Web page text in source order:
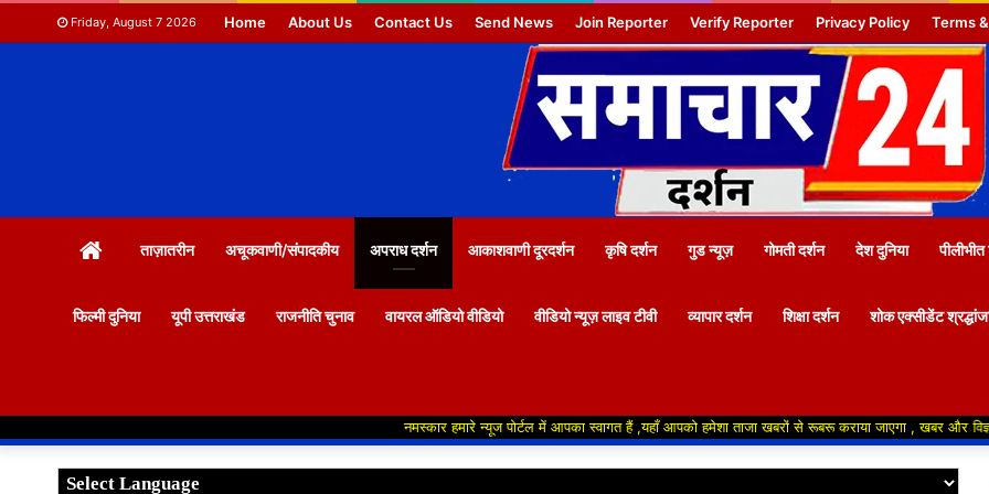
Friday, August 7 2026 Home About Us Contact Us Send News Join Reporter Verify Reporter Privacy Policy Terms
HOMEताज़ातरीन अचूकवाणी/संपादकीय अपराध दर्शन आकाशवाणी दूरदर्शन कृषि दर्शन गुड न्यूज़ गोमती दर्शन देश दुनिया पीलीभीत
फिल्मी दुनिया यूपी उत्तराखंड राजनीति चुनाव वायरल ऑडियो वीडियो वीडियो न्यूज़ लाइव टीवी व्यापार दर्शन शिक्षा दर्शन शोक एक्सीडेंट
नमस्कार हमारे न्यूज पोर्टल में आपका स्वागत हैं ,यहाँ आपको हमेशा ताजा खबरों से रूबरू कराया जाएगा , खबर और विज्ञापन के लिए